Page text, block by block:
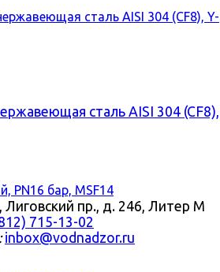
сталь AISI 304 (CF8),
Лиговский пр., д. 246, Литер М
715-13-02
inbox@vodnadzor.ru